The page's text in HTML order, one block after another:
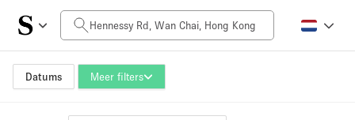
Datums Meer filters
Prijs per dag
HK$0